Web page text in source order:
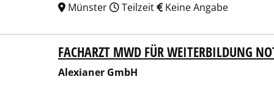
Münster
Teilzeit Keine Angabe
FACHARZT MWD FÜR WEITERBILDUNG
Alexianer GmbH